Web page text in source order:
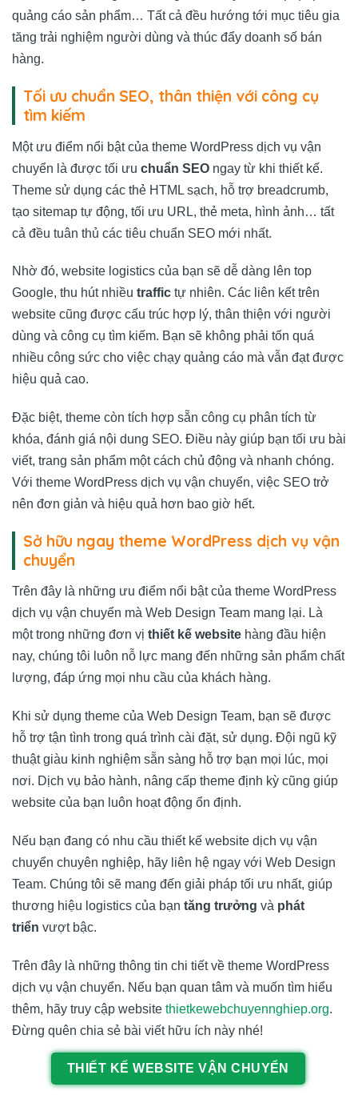
quảng cáo sản phẩm… Tất cả đều hướng tới mục tiêu gia
tăng trải nghiệm người dùng và thúc đẩy doanh số bán
hàng.
Tối ưu chuẩn SEO, thân thiện với công cụ
tìm kiếm
Một ưu điểm nổi bật của theme WordPress dịch vụ vận
chuyển là được tối ưu chuẩn SEO ngay từ khi thiết kế.
Theme sử dụng các thẻ HTML sạch, hỗ trợ breadcrumb,
tạo sitemap tự động, tối ưu URL, thẻ meta, hình ảnh… tất
cả đều tuân thủ các tiêu chuẩn SEO mới nhất.
Nhờ đó, website logistics của bạn sẽ dễ dàng lên top
Google, thu hút nhiều traffic tự nhiên. Các liên kết trên
website cũng được cấu trúc hợp lý, thân thiện với người
dùng và công cụ tìm kiếm. Bạn sẽ không phải tốn quá
nhiều công sức cho việc chạy quảng cáo mà vẫn đạt được
hiệu quả cao.
Đặc biệt, theme còn tích hợp sẵn công cụ phân tích từ
khóa, đánh giá nội dung SEO. Điều này giúp bạn tối ưu bài
viết, trang sản phẩm một cách chủ động và nhanh chóng.
Với theme WordPress dịch vụ vận chuyển, việc SEO trở
nên đơn giản và hiệu quả hơn bao giờ hết.
Sở hữu ngay theme WordPress dịch vụ vận
chuyển
Trên đây là những ưu điểm nổi bật của theme WordPress
dịch vụ vận chuyển mà Web Design Team mang lại. Là
một trong những đơn vị thiết kế website hàng đầu hiện
nay, chúng tôi luôn nỗ lực mang đến những sản phẩm chất
lượng, đáp ứng mọi nhu cầu của khách hàng.
Khi sử dụng theme của Web Design Team, bạn sẽ được
hỗ trợ tận tình trong quá trình cài đặt, sử dụng. Đội ngũ kỹ
thuật giàu kinh nghiệm sẵn sàng hỗ trợ bạn mọi lúc, mọi
nơi. Dịch vụ bảo hành, nâng cấp theme định kỳ cũng giúp
website của bạn luôn hoạt động ổn định.
Nếu bạn đang có nhu cầu thiết kế website dịch vụ vận
chuyển chuyên nghiệp, hãy liên hệ ngay với Web Design
Team. Chúng tôi sẽ mang đến giải pháp tối ưu nhất, giúp
thương hiệu logistics của bạn tăng trưởng và phát
triển vượt bậc.
Trên đây là những thông tin chi tiết về theme WordPress
dịch vụ vận chuyển. Nếu bạn quan tâm và muốn tìm hiểu
thêm, hãy truy cập website thietkewebchuyennghiep.org.
Đừng quên chia sẻ bài viết hữu ích này nhé!
THIẾT KẾ WEBSITE VẬN CHUYỂN